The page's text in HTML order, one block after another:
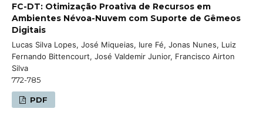
FC-DT: Otimização Proativa de Recursos em
Ambientes Névoa-Nuvem com Suporte de Gêmeos
Digitais
Lucas Silva Lopes, José Miqueias, Iure Fé, Jonas Nunes, Luiz
Fernando Bittencourt, José Valdemir Junior, Francisco Airton
Silva
772-785
PDF